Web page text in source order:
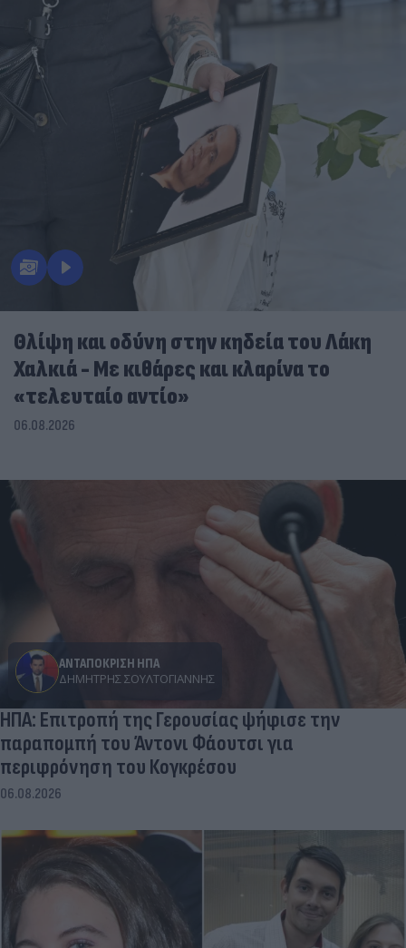
Θλίψη και οδύνη στην κηδεία του Λάκη
Χαλκιά - Με κιθάρες και κλαρίνα το
«τελευταίο αντίο»
06.08.2026
ΑΝΤΑΠΟΚΡΙΣΗ ΗΠΑ
ΔΗΜΉΤΡΗΣ ΣΟΥΛΤΟΓΙΆΝΝΗΣ
ΗΠΑ: Επιτροπή της Γερουσίας ψήφισε την
παραπομπή του Άντονι Φάουτσι για
περιφρόνηση του Κογκρέσου
06.08.2026